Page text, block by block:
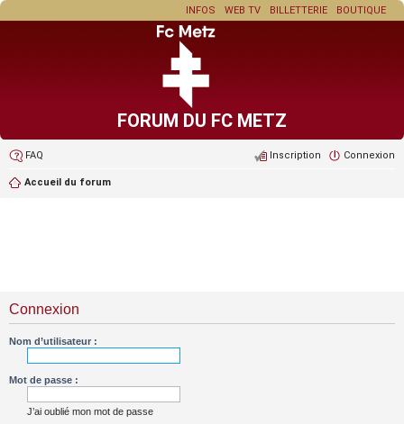
BOUTIQUE
BILLETTERIE
WEB TV
INFOS
FORUM DU FC METZ
FAQ Connexion
Inscription
Accueil du forum
Connexion
Nom d’utilisateur :
Mot de passe :
J’ai oublié mon mot de passe